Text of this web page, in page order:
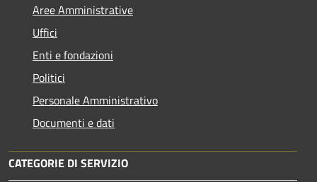
Aree Amministrative
Uffici
Enti e fondazioni
Politici
Personale Amministrativo
Documenti e dati
CATEGORIE DI SERVIZIO